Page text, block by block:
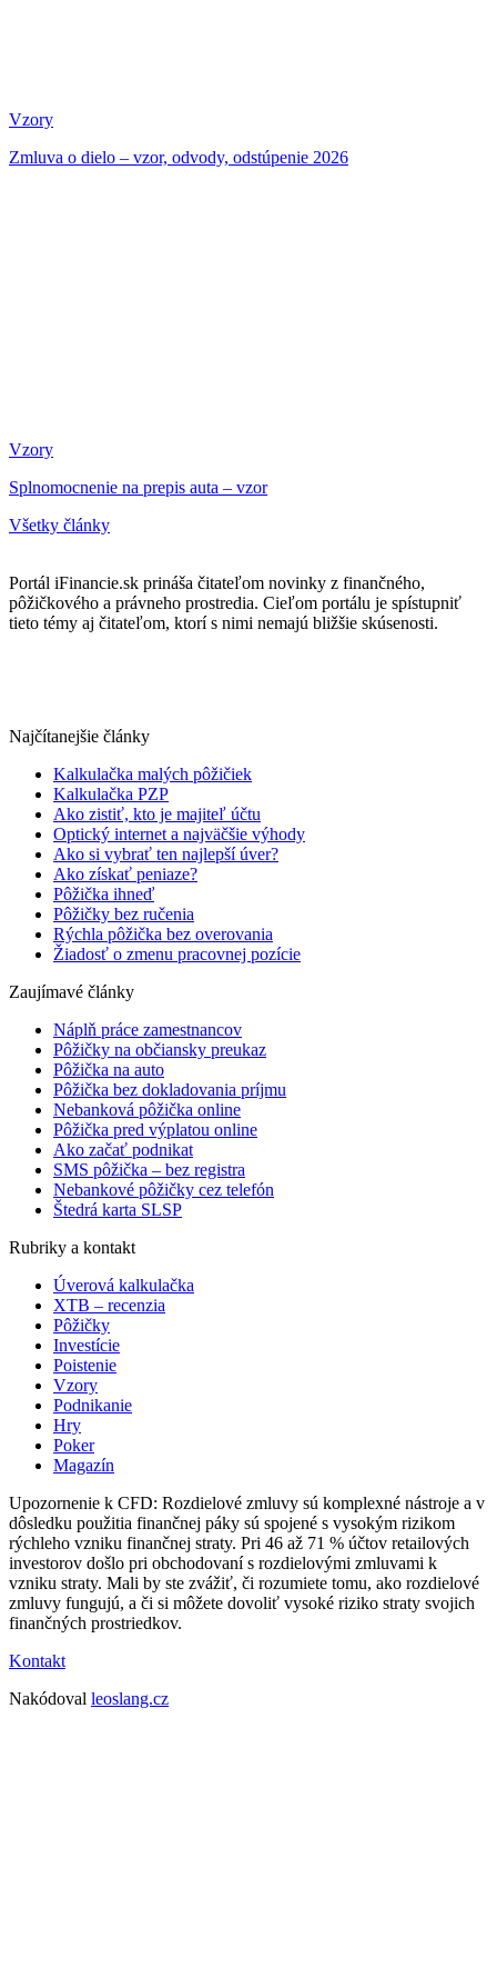
Vzory
Zmluva o dielo – vzor, odvody, odstúpenie 2026
Vzory
Splnomocnenie na prepis auta – vzor
Všetky články
Portál iFinancie.sk prináša čitateľom novinky z finančného,
pôžičkového a právneho prostredia. Cieľom portálu je spístupniť
tieto témy aj čitateľom, ktorí s nimi nemajú bližšie skúsenosti.
Najčítanejšie články
Kalkulačka malých pôžičiek
Kalkulačka PZP
Ako zistiť, kto je majiteľ účtu
Optický internet a najväčšie výhody
Ako si vybrať ten najlepší úver?
Ako získať peniaze?
Pôžička ihneď
Pôžičky bez ručenia
Rýchla pôžička bez overovania
Žiadosť o zmenu pracovnej pozície
Zaujímavé články
Náplň práce zamestnancov
Pôžičky na občiansky preukaz
Pôžička na auto
Pôžička bez dokladovania príjmu
Nebanková pôžička online
Pôžička pred výplatou online
Ako začať podnikat
SMS pôžička – bez registra
Nebankové pôžičky cez telefón
Štedrá karta SLSP
Rubriky a kontakt
Úverová kalkulačka
XTB – recenzia
Pôžičky
Investície
Poistenie
Vzory
Podnikanie
Hry
Poker
Magazín
Upozornenie k CFD: Rozdielové zmluvy sú komplexné nástroje a v
dôsledku použitia finančnej páky sú spojené s vysokým rizikom
rýchleho vzniku finančnej straty. Pri 46 až 71 % účtov retailových
investorov došlo pri obchodovaní s rozdielovými zmluvami k
vzniku straty. Mali by ste zvážiť, či rozumiete tomu, ako rozdielové
zmluvy fungujú, a či si môžete dovoliť vysoké riziko straty svojich
finančných prostriedkov.
Kontakt
Nakódoval leoslang.cz